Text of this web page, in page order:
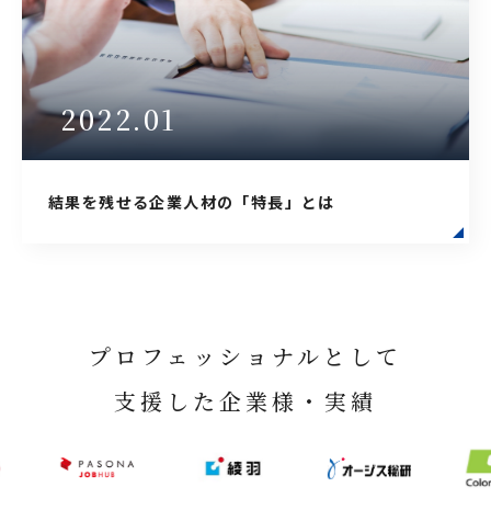
2022.01
結果を残せる企業人材の「特長」とは
プロフェッショナルとして
支援した企業様・実績